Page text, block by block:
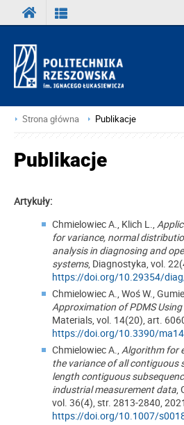
Strona główna Publikacje
Publikacje
Artykuły:
Chmielowiec A., Klich L.,
for variance, normal
analysis in diagnosing and
systems, Diagnostyka, vol.
https://doi.org/10.29354/
Chmielowiec A., Woś W.,
Approximation of PDMS
Materials, vol. 14(20), art.
https://doi.org/10.3390/
Chmielowiec A., Algorithm for
the variance of all contiguous
length contiguous
industrial measurement data,
vol. 36(4), str. 2813-2840,
https://doi.org/10.1007/